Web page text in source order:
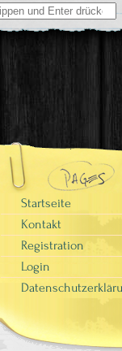
Startseite
Kontakt
Registration
Login